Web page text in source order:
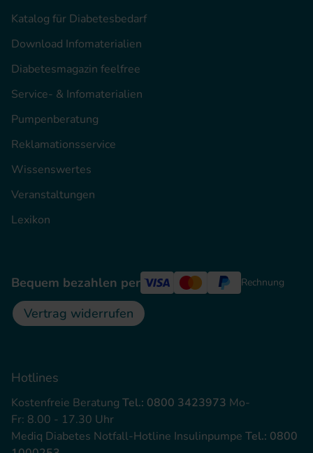
Katalog für Diabetesbedarf
Download Infomaterialien
Diabetesmagazin feelfree
Service- & Infomaterialien
Pumpenberatung
Reklamationsservice
Wissenswertes
Veranstaltungen
Lexikon
Bequem bezahlen per Rechnung
Vertrag widerrufen
Hotlines
Kostenfreie Beratung Tel.: 0800 3423973 Mo-
Fr: 8.00 - 17.30 Uhr
Mediq Diabetes Notfall-Hotline Insulinpumpe Tel.: 0800